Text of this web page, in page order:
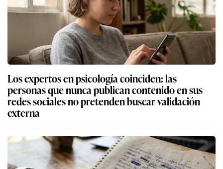
Los expertos en psicología coinciden: las
personas que nunca publican contenido en sus
redes sociales no pretenden buscar validación
externa